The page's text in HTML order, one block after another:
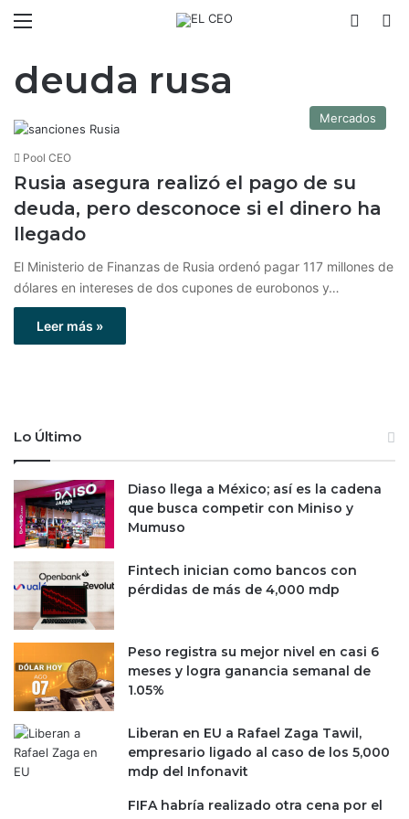
deuda rusa
Mercados
Pool CEO
Rusia asegura realizó el pago de su
deuda, pero desconoce si el dinero ha
llegado
El Ministerio de Finanzas de Rusia ordenó pagar 117 millones de
dólares en intereses de dos cupones de eurobonos y…
Leer más »
Lo Último
Diaso llega a México; así es la cadena
que busca competir con Miniso y
Mumuso
Fintech inician como bancos con
pérdidas de más de 4,000 mdp
Peso registra su mejor nivel en casi 6
meses y logra ganancia semanal de
1.05%
Liberan en EU a Rafael Zaga Tawil,
empresario ligado al caso de los 5,000
mdp del Infonavit
FIFA habría realizado otra cena por el